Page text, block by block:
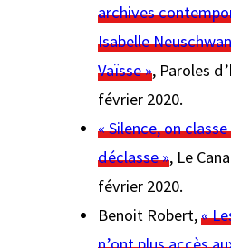
archives
Isabelle
Vaïsse », Paroles
février 2020.
« Silence, on
déclasse », Le
février 2020.
Benoit Robert,«
n’ont plus accès